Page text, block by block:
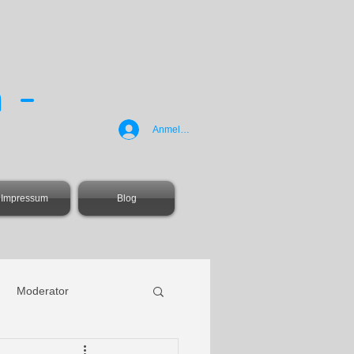
-
Impressum Blog
Anmelden
Moderator